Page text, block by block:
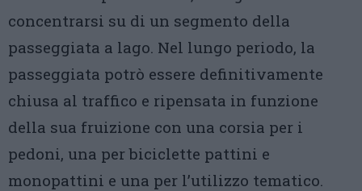
concentrarsi su di un segmento della
passeggiata a lago. Nel lungo periodo, la
passeggiata potrò essere definitivamente
chiusa al traffico e ripensata in funzione
della sua fruizione con una corsia per i
pedoni, una per biciclette pattini e
monopattini e una per l’utilizzo tematico.